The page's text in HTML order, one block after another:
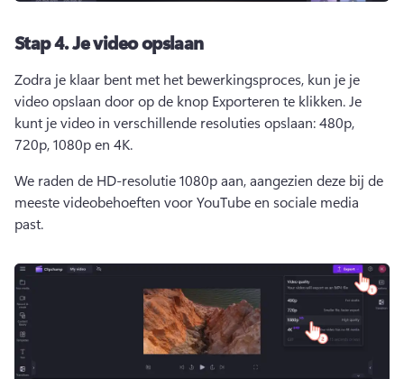
Stap 4.Je video opslaan
Zodra je klaar bent met het bewerkingsproces, kun je je
video opslaan door op de knop Exporteren te klikken. Je
kunt je video in verschillende resoluties opslaan: 480p,
720p, 1080p en 4K.
We raden de HD-resolutie 1080p aan, aangezien deze bij de
meeste videobehoeften voor YouTube en sociale media
past.